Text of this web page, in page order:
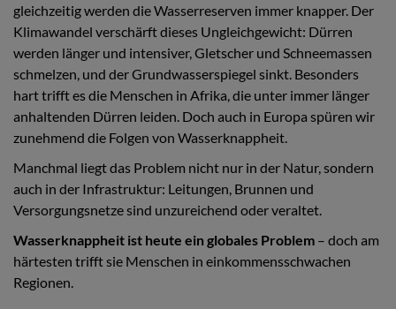
gleichzeitig werden die Wasserreserven immer knapper. Der
Klimawandel verschärft dieses Ungleichgewicht: Dürren
werden länger und intensiver, Gletscher und Schneemassen
schmelzen, und der Grundwasserspiegel sinkt. Besonders
hart trifft es die Menschen in Afrika, die unter immer länger
anhaltenden Dürren leiden. Doch auch in Europa spüren wir
zunehmend die Folgen von Wasserknappheit.
Manchmal liegt das Problem nicht nur in der Natur, sondern
auch in der Infrastruktur: Leitungen, Brunnen und
Versorgungsnetze sind unzureichend oder veraltet.
Wasserknappheit ist heute ein globales Problem – doch am
härtesten trifft sie Menschen in einkommensschwachen
Regionen.